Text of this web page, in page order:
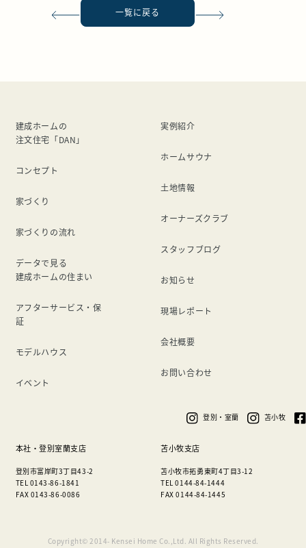
一覧に戻る
建成ホームの
注文住宅「DAN」
コンセプト
家づくり
家づくりの流れ
データで見る
建成ホームの住まい
アフターサービス・保
証
モデルハウス
イベント
実例紹介
ホームサウナ
土地情報
オーナーズクラブ
スタッフブログ
お知らせ
現場レポート
会社概要
お問い合わせ
本社・登別室蘭支店
登別市富岸町3丁目43-2
TEL 0143-86-1841
FAX 0143-86-0086
苫小牧支店
苫小牧市拓勇東町4丁目3-12
TEL 0144-84-1444
FAX 0144-84-1445
登別・室蘭 苫小牧
Copyright© 2014- Kensei Home Co.,Ltd. All Rights Reserved.